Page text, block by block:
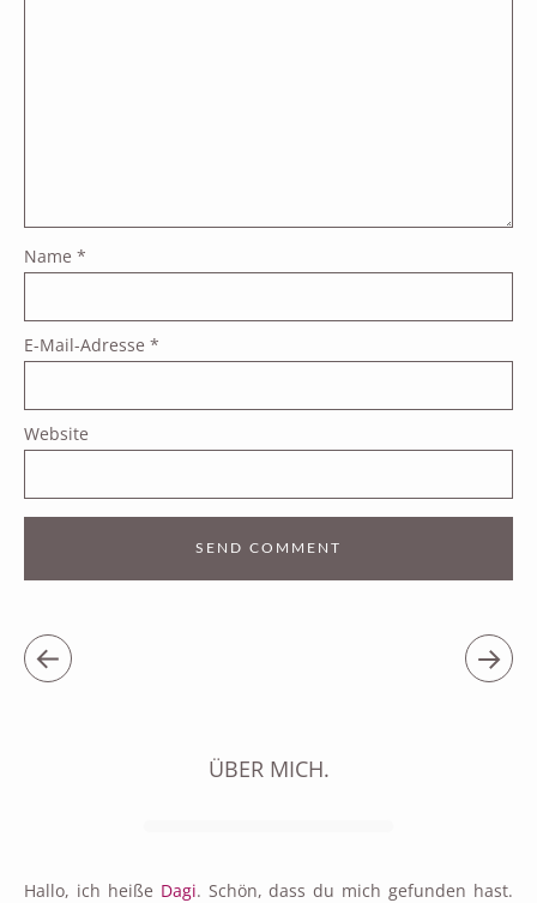
Name *
E-Mail-Adresse *
Website
ÜBER MICH.
Hallo, ich heiße Dagi. Schön, dass du mich gefunden hast.